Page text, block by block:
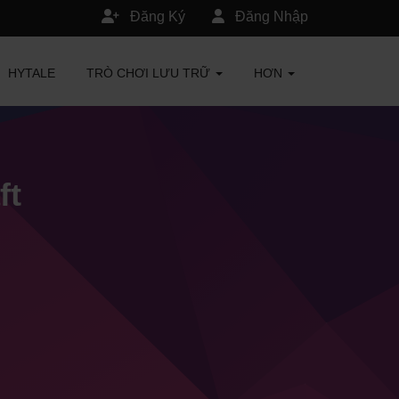
Đăng Nhập
Đăng Ký
HYTALE TRÒ CHƠI LƯU TRỮ HƠN